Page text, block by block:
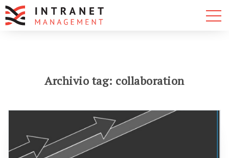
Archivio tag: collaboration